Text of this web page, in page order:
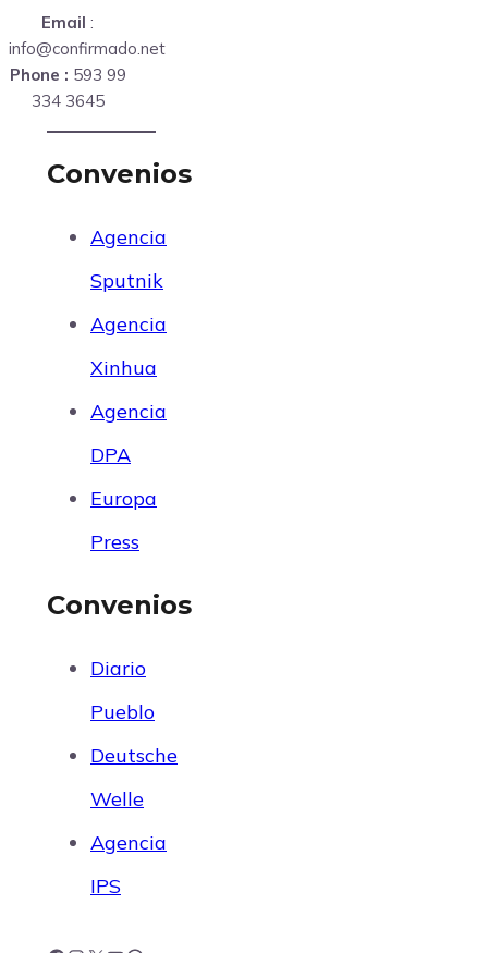
Email :
info@confirmado.net
Phone : 593 99
334 3645
Convenios
Agencia
Sputnik
Agencia
Xinhua
Agencia
DPA
Europa
Press
Convenios
Diario
Pueblo
Deutsche
Welle
Agencia
IPS